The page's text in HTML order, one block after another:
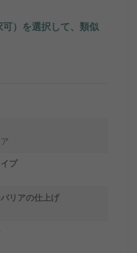
）を選択して、類似
プ
リアの仕上げ